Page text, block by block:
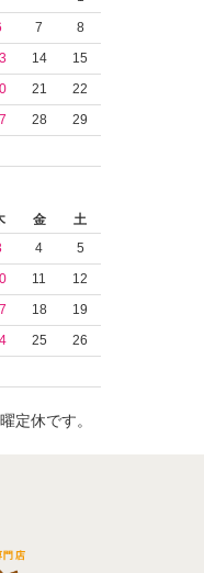
7
8
14
15
21
22
28
29
金
土
4
5
11
12
18
19
25
26
定休です。